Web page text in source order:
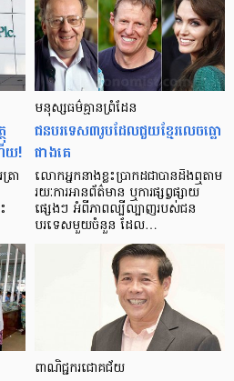
យ!
រា​
មនុស្ស​ធម៌​គ្មាន​ព្រំដែន
ជន​បរទេស​៣​រូប​ដែល​ជួយ​ខ្មែរ​លេច​ធ្លោ​
ជាង​គេ
លោកអ្នក​នាង​ខ្លះ​ប្រាកដ​ជា​បាន​​ដឹង​ឮ​តាម​
រយៈ​ការ​អាន​ព័ត៌មាន ឬ​ការ​ផ្សព្វផ្សាយ​
ផ្សេងៗ អំពី​ភាព​ល្បីល្បាញ​របស់​ជន​
បរទេស​មួយ​ចំនួន ដែល…
ពាណិជ្ជករជោគជ័យ